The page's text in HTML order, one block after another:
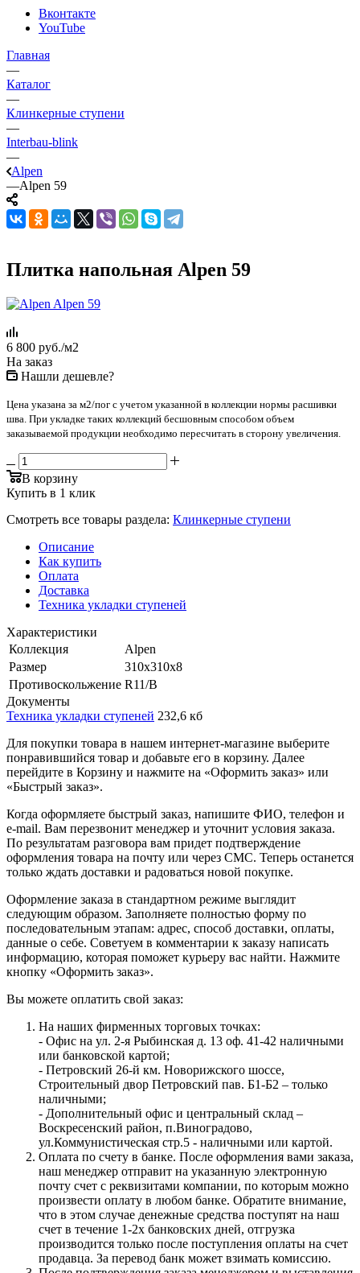
Вконтакте
YouTube
Главная
—
Каталог
—
Клинкерные ступени
—
Interbau-blink
—
Alpen
—Alpen 59
Плитка напольная Alpen 59
6 800 руб./м2
На заказ
Нашли дешевле?
Цена указана за м2/пог с учетом указанной в коллекции нормы расшивки
шва. При укладке таких коллекций бесшовным способом объем
заказываемой продукции необходимо пересчитать в сторону увеличения.
В корзину
Купить в 1 клик
Смотреть все товары раздела: Клинкерные ступени
Описание
Как купить
Оплата
Доставка
Техника укладки ступеней
Характеристики
Коллекция
Alpen
Размер
310x310x8
Противоскольжение R11/B
Документы
Техника укладки ступеней 232,6 кб
Для покупки товара в нашем интернет-магазине выберите
понравившийся товар и добавьте его в корзину. Далее
перейдите в Корзину и нажмите на «Оформить заказ» или
«Быстрый заказ».
Когда оформляете быстрый заказ, напишите ФИО, телефон и
e-mail. Вам перезвонит менеджер и уточнит условия заказа.
По результатам разговора вам придет подтверждение
оформления товара на почту или через СМС. Теперь останется
только ждать доставки и радоваться новой покупке.
Оформление заказа в стандартном режиме выглядит
следующим образом. Заполняете полностью форму по
последовательным этапам: адрес, способ доставки, оплаты,
данные о себе. Советуем в комментарии к заказу написать
информацию, которая поможет курьеру вас найти. Нажмите
кнопку «Оформить заказ».
Вы можете оплатить свой заказ:
На наших фирменных торговых точках:
- Офис на ул. 2-я Рыбинская д. 13 оф. 41-42 наличными
или банковской картой;
- Петровский 26-й км. Новорижского шоссе,
Строительный двор Петровский пав. Б1-Б2 – только
наличными;
- Дополнительный офис и центральный склад –
Воскресенский район, п.Виноградово,
ул.Коммунистическая стр.5 - наличными или картой.
Оплата по счету в банке. После оформления вами заказа,
наш менеджер отправит на указанную электронную
почту счет с реквизитами компании, по которым можно
произвести оплату в любом банке. Обратите внимание,
что в этом случае денежные средства поступят на наш
счет в течение 1-2х банковских дней, отгрузка
производится только после поступления оплаты на счет
продавца. За перевод банк может взимать комиссию.